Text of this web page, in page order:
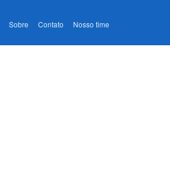
Sobre Contato Nosso time